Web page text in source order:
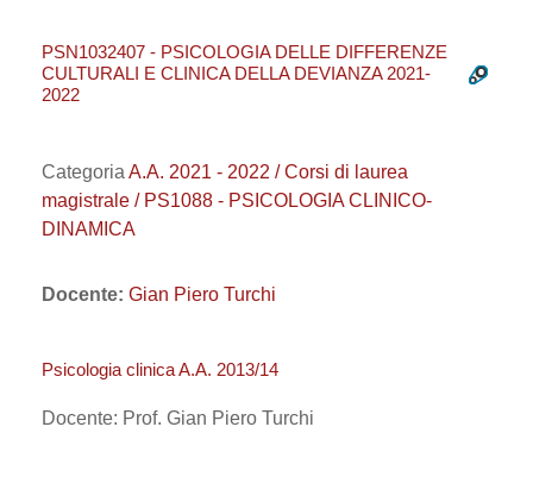
PSN1032407 - PSICOLOGIA DELLE DIFFERENZE
CULTURALI E CLINICA DELLA DEVIANZA 2021-
2022
Categoria A.A. 2021 - 2022 / Corsi di laurea
magistrale / PS1088 - PSICOLOGIA CLINICO-
DINAMICA
Docente: Gian Piero Turchi
Psicologia clinica A.A. 2013/14
Docente: Prof. Gian Piero Turchi